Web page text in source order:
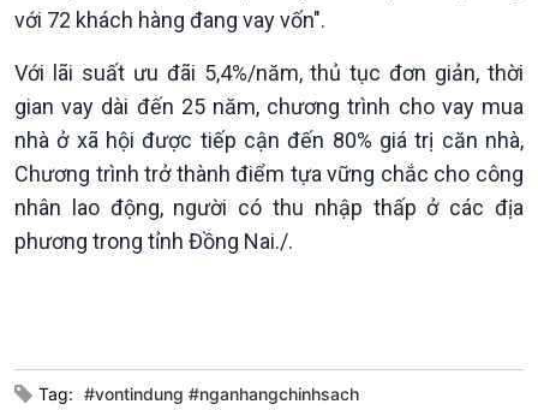
Bình luận
10 phút Sự kiện - Luận bàn
với 72 khách hàng đang vay vốn".
Với lãi suất ưu đãi 5,4%/năm, thủ tục đơn giản, thời
gian vay dài đến 25 năm, chương trình cho vay mua
nhà ở xã hội được tiếp cận đến 80% giá trị căn nhà,
Chương trình trở thành điểm tựa vững chắc cho công
nhân lao động, người có thu nhập thấp ở các địa
phương trong tỉnh Đồng Nai./.
Tag: #vontindung #nganhangchinhsach